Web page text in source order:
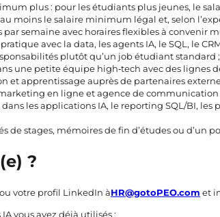
plus : pour les étudiants plus jeunes, le
moins le salaire minimum légal et, selon
par semaine avec horaires flexibles à convenir
avec la data, les agents IA, le SQL, le
plutôt qu’un job étudiant standard ;
une petite équipe high‑tech avec des lignes
et apprentissage auprès de partenaires
en ligne et agence de
les applications IA, le reporting SQL/BI, les
de stages, mémoires de fin d’études ou d’un
?
votre profil LinkedIn àHR@gotoPEO.com et
vous avez déjà utilisés ;